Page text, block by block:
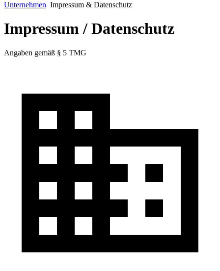
Unternehmen Impressum & Datenschutz
Impressum / Datenschutz
Angaben gemäß § 5 TMG